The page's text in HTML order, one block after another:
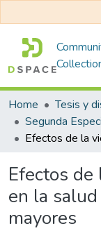
Home Tesis y
Efectos
en la
mayores